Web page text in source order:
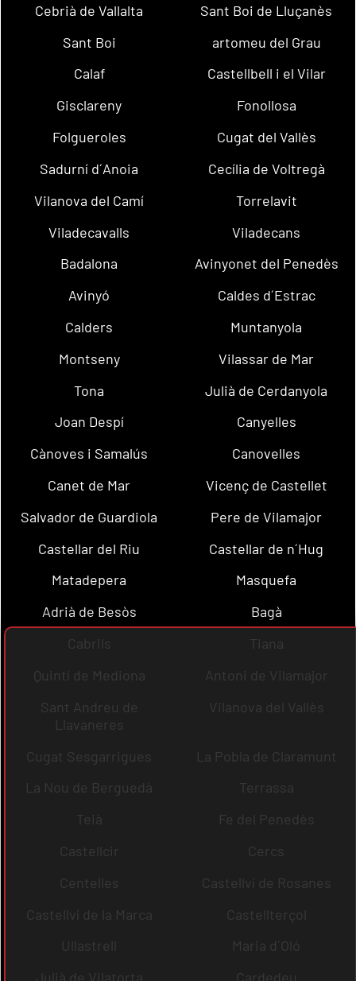
Cebrià de Vallalta
Sant Boi de Lluçanès
Sant Boi
artomeu del Grau
Calaf
Castellbell i el Vilar
Gisclareny
Fonollosa
Folgueroles
Cugat del Vallès
Sadurní d´Anoia
Cecília de Voltregà
Vilanova del Camí
Torrelavit
Viladecavalls
Viladecans
Badalona
Avinyonet del Penedès
Avinyó
Caldes d´Estrac
Calders
Muntanyola
Montseny
Vilassar de Mar
Tona
Julià de Cerdanyola
Joan Despí
Canyelles
Cànoves i Samalús
Canovelles
Canet de Mar
Vicenç de Castellet
Salvador de Guardiola
Pere de Vilamajor
Castellar del Riu
Castellar de n´Hug
Matadepera
Masquefa
Adrià de Besòs
Bagà
Cabrils
Tiana
Quintí de Mediona
Antoni de Vilamajor
Sant Andreu de
Llavaneres
Vilanova del Vallès
Cugat Sesgarrigues
La Pobla de Claramunt
La Nou de Berguedà
Terrassa
Teià
Fe del Penedès
Castellcir
Cercs
Centelles
Castellví de Rosanes
Castellví de la Marca
Castellterçol
Ullastrell
Maria d´Oló
Julià de Vilatorta
Cardedeu